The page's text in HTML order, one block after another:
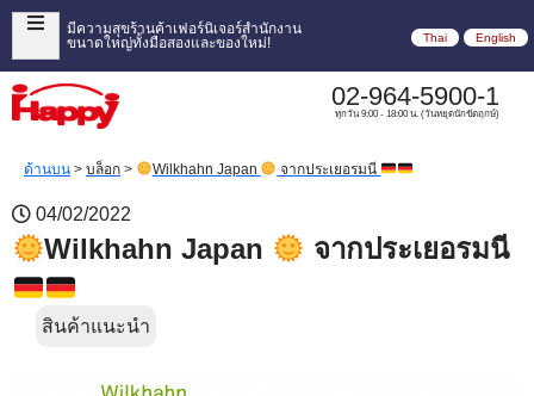
มีความสุขร้านค้าเฟอร์นิเจอร์สำนักงาน
ขนาดใหญ่ทั้งมือสองและของใหม่!
Thai English
02-964-5900-1
ทุกวัน 9:00 - 18:00 น. (วันหยุดนักขัตฤกษ์)
ด้านบน > บล็อก > Wilkhahn Japan จากประเยอรมนี
04/02/2022
Wilkhahn Japan จากประเยอรมนี
สินค้าแนะนำ